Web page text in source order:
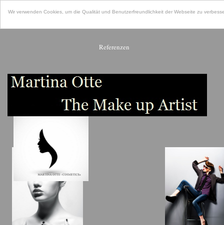
Wir verwenden Cookies, um die Qualität und Benutzerfreundlichkeit der Webseite zu
Referenzen